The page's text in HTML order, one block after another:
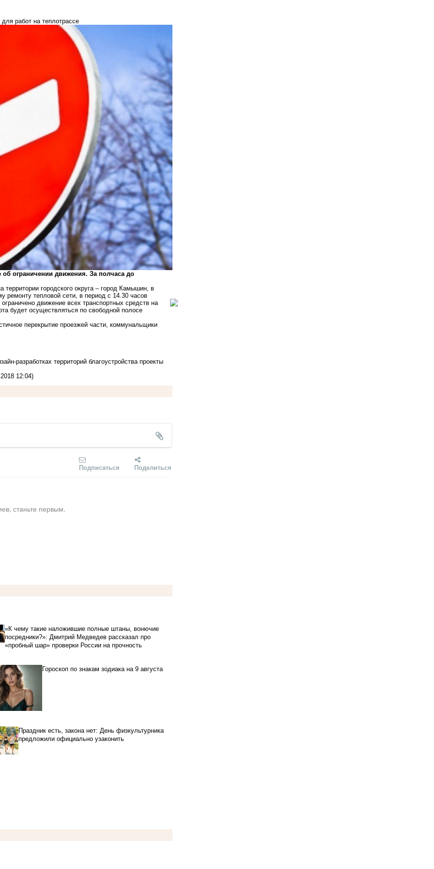
работ на теплотрассе
ограничении движения. За полчаса до
городского округа – город Камышин, в
ремонту тепловой сети, в период с 14.30 часов
движение всех транспортных средств на
будет осуществляться по свободной полосе
перекрытие проезжей части, коммунальщики
разработках территорий благоустройства проекты
12:04)
Подписаться Поделиться
станьте первым.
«К чему такие наложившие полные штаны, вонючие
посредники?»: Дмитрий Медведев рассказал про
«пробный шар» проверки России на прочность
Гороскоп по знакам зодиака на 9 августа
Праздник есть, закона нет: День физкультурника
предложили официально узаконить